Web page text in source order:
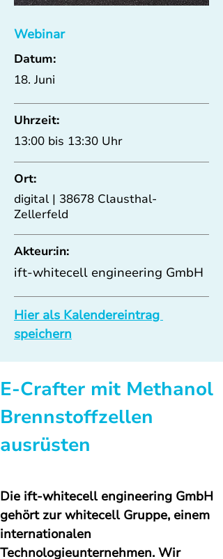
Webinar
Datum:
18. Juni
Uhrzeit:
13:00 bis 13:30 Uhr
Ort:
digital | 38678 Clausthal-
Zellerfeld
Akteur:in:
ift-whitecell engineering GmbH
Hier als Kalendereintrag
speichern
E-Crafter mit Methanol
Brennstoffzellen
ausrüsten
Die ift-whitecell engineering GmbH
gehört zur whitecell Gruppe, einem
internationalen
Technologieunternehmen. Wir